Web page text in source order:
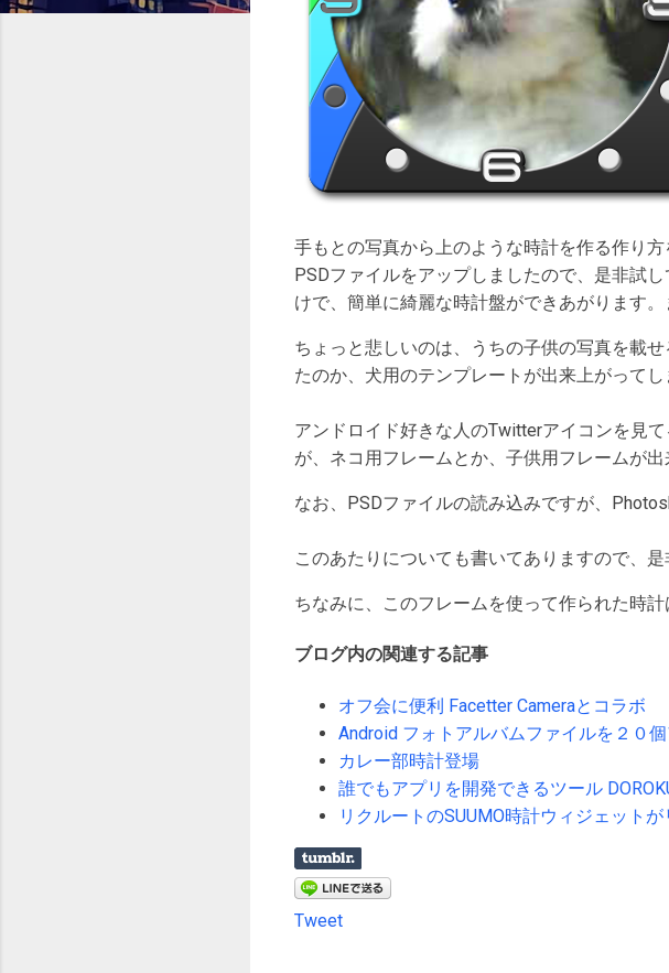
手もとの写真から上のような時計を作る作り方
PSDファイルをアップしましたので、是非試
けで、簡単に綺麗な時計盤ができあがります
ちょっと悲しいのは、うちの子供の写真を載
たのか、犬用のテンプレートが出来上がって
アンドロイド好きな人のTwitterアイコンを見
が、ネコ用フレームとか、子供用フレームが
なお、PSDファイルの読み込みですが、
このあたりについても書いてありますので、是
ちなみに、このフレームを使って作られた時
ブログ内の関連する記事
オフ会に便利 Facetter Cameraとコラボ
Android フォトアルバムファイルを２０
カレー部時計登場
誰でもアプリを開発できるツール
リクルートのSUUMO時計ウィジェットが
Tweet